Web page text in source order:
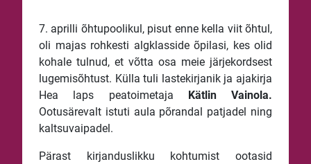
7. aprilli õhtupoolikul, pisut enne kella viit õhtul,
oli majas rohkesti algklasside õpilasi, kes olid
kohale tulnud, et võtta osa meie järjekordsest
lugemisõhtust. Külla tuli lastekirjanik ja ajakirja
Hea laps peatoimetaja
Kätlin Vainola.
Ootusärevalt istuti aula põrandal patjadel ning
kaltsuvaipadel.
Pärast kirjanduslikku kohtumist ootasid